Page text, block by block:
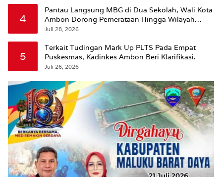
4
Pantau Langsung MBG di Dua Sekolah, Wali Kota
Ambon Dorong Pemerataan Hingga Wilayah
Leitimur Selatan
Juli 28, 2026
5
Terkait Tudingan Mark Up PLTS Pada Empat
Puskesmas, Kadinkes Ambon Beri Klarifikasi.
Juli 26, 2026